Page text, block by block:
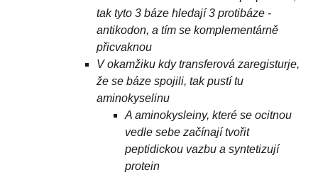
tak tyto 3 báze hledají 3 protibáze -
antikodon, a tím se komplementárně
přicvaknou
V okamžiku kdy transferová zaregisturje,
že se báze spojili, tak pustí tu
aminokyselinu
A aminokysleiny, které se ocitnou
vedle sebe začínají tvořit
peptidickou vazbu a syntetizují
protein